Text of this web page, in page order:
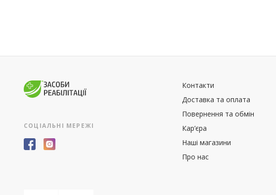
СОЦІАЛЬНІ МЕРЕЖІ
Контакти
Доставка та оплата
Повернення та обмін
Кар’єра
Наші магазини
Про нас